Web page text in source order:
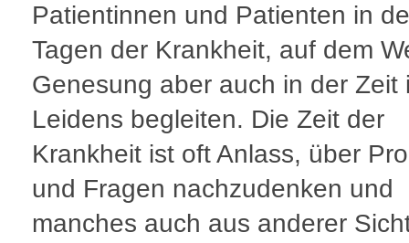
Patientinnen und Patienten in
Tagen der Krankheit, auf dem
Genesung aber auch in der Zeit
Leidens begleiten. Die Zeit der
Krankheit ist oft Anlass, über
und Fragen nachzudenken und
manches auch aus anderer